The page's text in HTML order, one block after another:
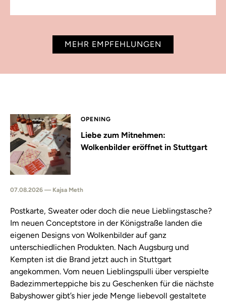
MEHR EMPFEHLUNGEN
OPENING
Liebe zum Mitnehmen:
Wolkenbilder eröffnet in Stuttgart
07.08.2026 — Kajsa Meth
Postkarte, Sweater oder doch die neue Lieblingstasche?
Im neuen Conceptstore in der Königstraße landen die
eigenen Designs von Wolkenbilder auf ganz
unterschiedlichen Produkten. Nach Augsburg und
Kempten ist die Brand jetzt auch in Stuttgart
angekommen. Vom neuen Lieblingspulli über verspielte
Badezimmerteppiche bis zu Geschenken für die nächste
Babyshower gibt’s hier jede Menge liebevoll gestaltete